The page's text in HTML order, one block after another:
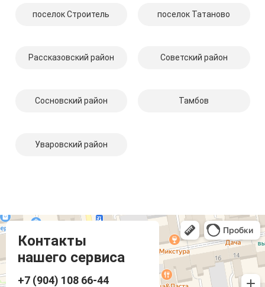
поселок Строитель поселок Татаново
Рассказовский район Советский район
Сосновский район Тамбов
Уваровский район
Контакты
нашего сервиса
+7 (904) 108 66-44
Компмастер
Тамбов
Носовская улица, 1